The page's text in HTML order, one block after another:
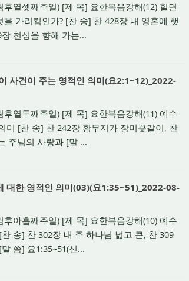
열셋째주일) [제 목] 요한복음강해(12) 헐면
가리킴인가? [찬 송] 찬 428장 내 영혼에 햇
천성을 향해 가는...
사건이 주는 영적인 의미(요2:1~12)_2022-
열두째주일) [제 목] 요한복음강해(11) 예수
미 [찬 송] 찬 242장 황무지가 장미꽃같이, 찬
주님의 사랑과 [말 ...
대한 영적인 의미(03)(요1:35~51)_2022-08-
아홉째주일) [제 목] 요한복음강해(10) 예수
송] 찬 302장 내 주 하나님 넓고 큰, 찬 309
씀] 요1:35~51(신...